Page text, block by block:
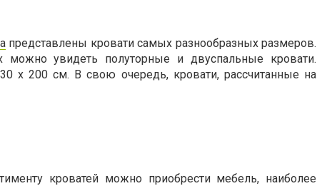
представлены кровати самых разнообразных размеров.
можно увидеть полуторные и двуспальные кровати.
х 200 см. В свою очередь, кровати, рассчитанные на
кроватей можно приобрести мебель, наиболее